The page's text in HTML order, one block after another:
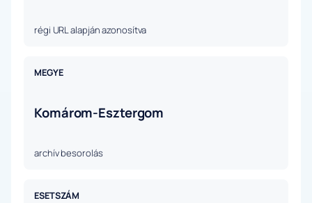
régi URL alapján azonosítva
MEGYE
Komárom-Esztergom
archív besorolás
ESETSZÁM